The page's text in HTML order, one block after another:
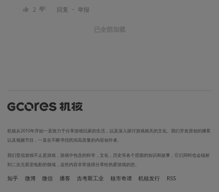
2 回复 ・ 举报
已全部加载
机核从2010年开始一直致力于分享游戏玩家的生活，以及深入探讨游戏相关的文化。我们开发原创的播客
以及视频节目，一直在不断寻找民间高质量的内容创作者。
我们坚信游戏不止是游戏，游戏中包含的科学，文化，历史等各个层面的知识和故事，它们同时也会辐射
到二次元甚至电影的领域，这些内容非常值得分享给热爱游戏的您。
知乎 微博 微信 播客 吉考斯工业 核市奇谭 机核发行 RSS